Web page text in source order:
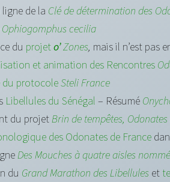
de la Clé de détermination des
Ophiogomphus cecilia
du projeto’Zones, mais il n’est pas
et animation des Rencontres
du protocoleSteli France
Libellules du Sénégal – Résumé
du projetBrin de tempêtes,
des Odonates de France
Des Mouches à quatre aisles
du Grand Marathon des Libellules et